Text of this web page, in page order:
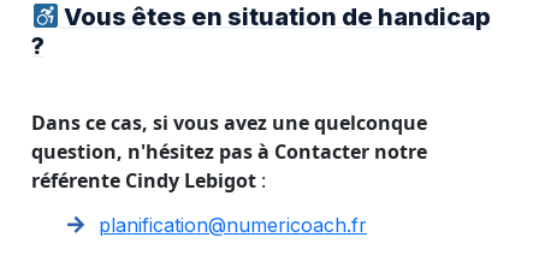
Vous êtes en situation de handicap
?
Dans ce cas, si vous avez une quelconque
question, n'hésitez pas à Contacter notre
référente Cindy Lebigot :
planification@numericoach.fr